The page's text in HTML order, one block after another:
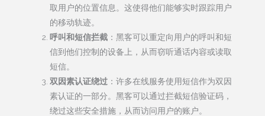
取用户的位置信息。这使得他们能够实时跟踪用户
的移动轨迹。
呼叫和短信拦截：黑客可以重定向用户的呼叫和短
信到他们控制的设备上，从而窃听通话内容或读取
短信。
双因素认证绕过：许多在线服务使用短信作为双因
素认证的一部分。黑客可以通过拦截短信验证码，
绕过这些安全措施，从而访问用户的账户。